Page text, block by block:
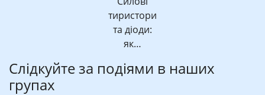
тиристори
та діоди:
як…
Слідкуйте за подіями в наших
групах